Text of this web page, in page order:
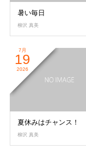
暑い毎日
柳沢 真美
7月
19
2026
夏休みはチャンス！
柳沢 真美